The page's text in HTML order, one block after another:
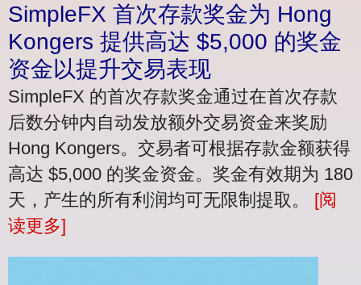
SimpleFX 首次存款奖金为 Hong
Kongers 提供高达 $5,000 的奖金
资金以提升交易表现
SimpleFX 的首次存款奖金通过在首次存款
后数分钟内自动发放额外交易资金来奖励
Hong Kongers。交易者可根据存款金额获得
高达 $5,000 的奖金资金。奖金有效期为 180
天，产生的所有利润均可无限制提取。 [阅
读更多]